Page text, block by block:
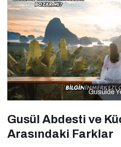
Gusülde
Gusül Abdesti ve
Arasındaki Farklar